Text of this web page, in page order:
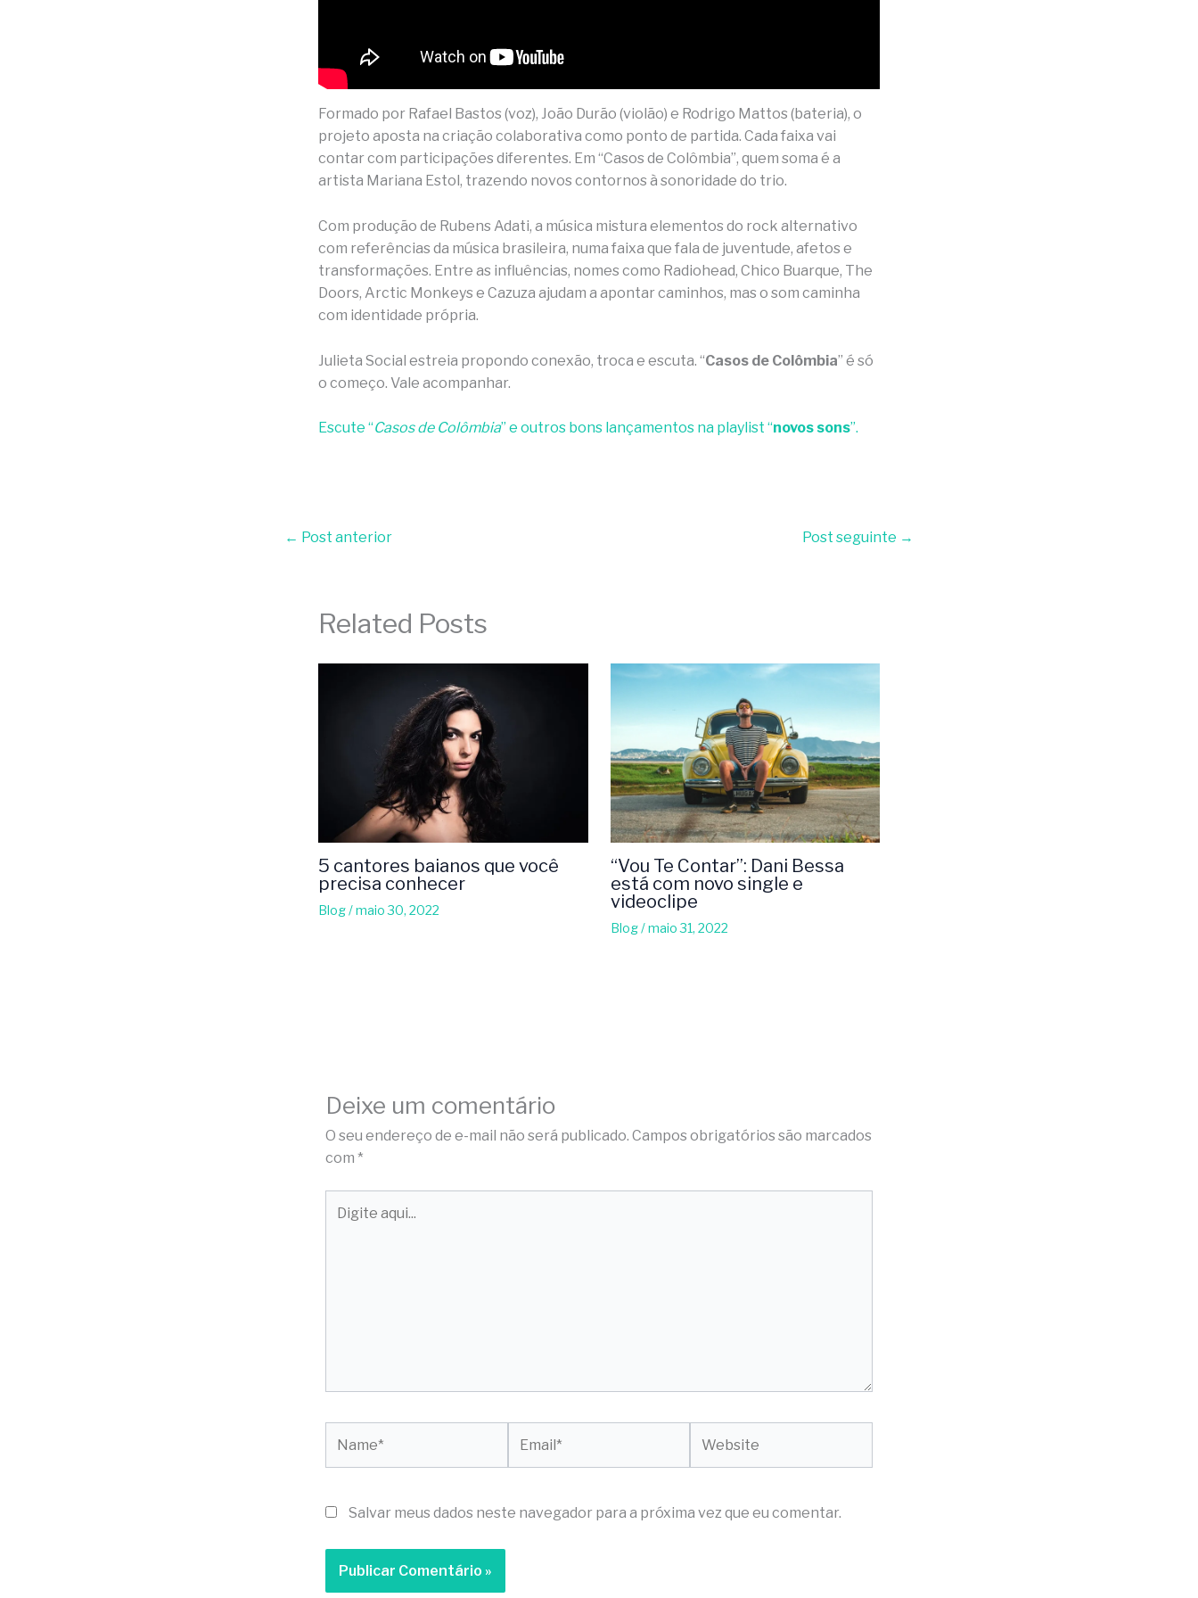
Formado por Rafael Bastos (voz), João Durão (violão) e Rodrigo Mattos (bateria), o
projeto aposta na criação colaborativa como ponto de partida. Cada faixa vai
contar com participações diferentes. Em “Casos de Colômbia”, quem soma é a
artista Mariana Estol, trazendo novos contornos à sonoridade do trio.
Com produção de Rubens Adati, a música mistura elementos do rock alternativo
com referências da música brasileira, numa faixa que fala de juventude, afetos e
transformações. Entre as influências, nomes como Radiohead, Chico Buarque, The
Doors, Arctic Monkeys e Cazuza ajudam a apontar caminhos, mas o som caminha
com identidade própria.
Julieta Social estreia propondo conexão, troca e escuta. “Casos de Colômbia” é só
o começo. Vale acompanhar.
Escute “Casos de Colômbia” e outros bons lançamentos na playlist “novos sons”.
← Post anterior Post seguinte →
Related Posts
5 cantores baianos que você
precisa conhecer
Blog/maio 30, 2022
“Vou Te Contar”: Dani Bessa
está com novo single e
videoclipe
Blog/maio 31, 2022
Deixe um comentário
O seu endereço de e-mail não será publicado. Campos obrigatórios são marcados
com *
aqui...
Salvar meus dados neste navegador para a próxima vez que eu comentar.